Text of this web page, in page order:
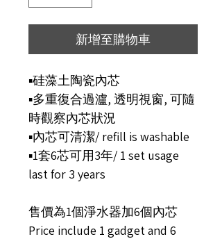
新增至購物車
▪️硅藻土陶瓷內芯
▪️多重復合過瀘, 透明視窗, 可隨
時觀察內芯狀況
▪️內芯可清潔/ refill is washable
▪️1套6芯可用3年/ 1 set usage
last for 3 years
售價為1個淨水器加6個內芯
Price include 1 gadget and 6